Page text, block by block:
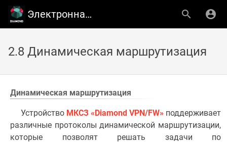
Электронная библиотека ООО ''ТСC''
2.8 Динамическая маршрутизация
Динамическая маршрутизация
Устройство МКСЗ «Diamond VPN/FW»поддерживает
различные протоколы динамической маршрутизации,
которые позволят решать задачи по